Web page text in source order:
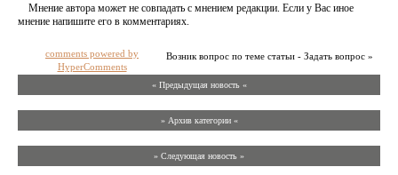
Мнение автора может не совпадать с мнением редакции. Если у Вас иное
мнение напишите его в комментариях.
Возник вопрос по теме статьи - Задать вопрос »
comments powered by
HyperComments
« Предыдущая новость «
» Архив категории «
» Следующая новость »